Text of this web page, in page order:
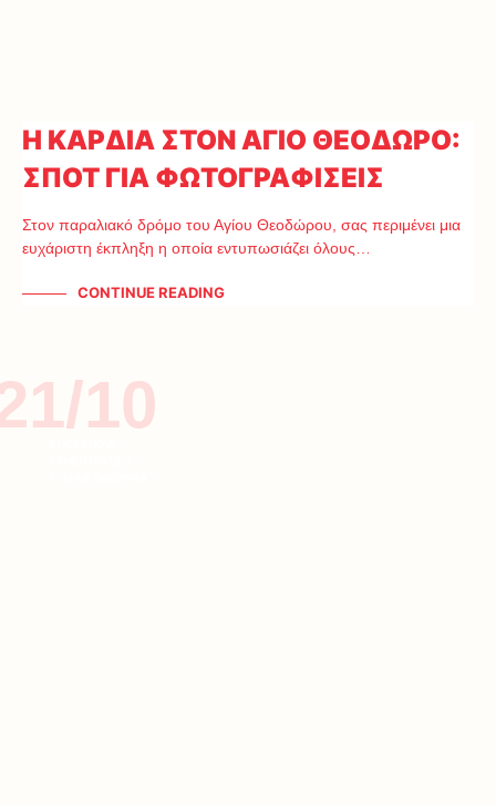
Η ΚΑΡΔΙΑ ΣΤΟΝ ΑΓΙΟ ΘΕΟΔΩΡΟ:
ΣΠΟΤ ΓΙΑ ΦΩΤΟΓΡΑΦΙΣΕΙΣ
Στον παραλιακό δρόμο του Αγίου Θεοδώρου, σας περιμένει μια
ευχάριστη έκπληξη η οποία εντυπωσιάζει όλους…
CONTINUE READING
10